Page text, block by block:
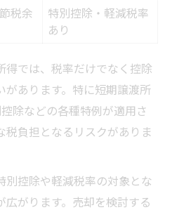
税余
特別控除・軽減税率
あり
得では、税率だけでなく控除
があります。特に短期譲渡所
除などの各種特例が適用さ
負担となるリスクがありま
控除や軽減税率の対象とな
がります。売却を検討する